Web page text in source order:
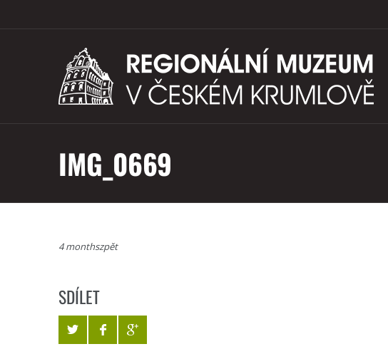
IMG_0669
4 monthszpět
SDÍLET